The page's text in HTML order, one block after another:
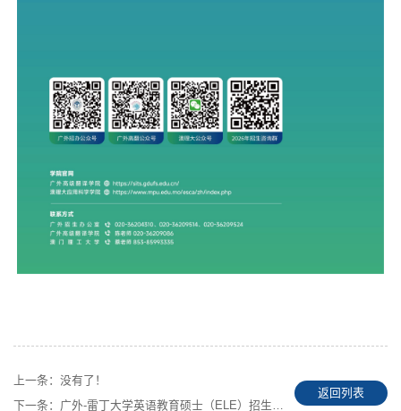
上一条： 没有了！
下一条： 广外-雷丁大学英语教育硕士（ELE）招生简章（2026） （第十四期）
返回列表